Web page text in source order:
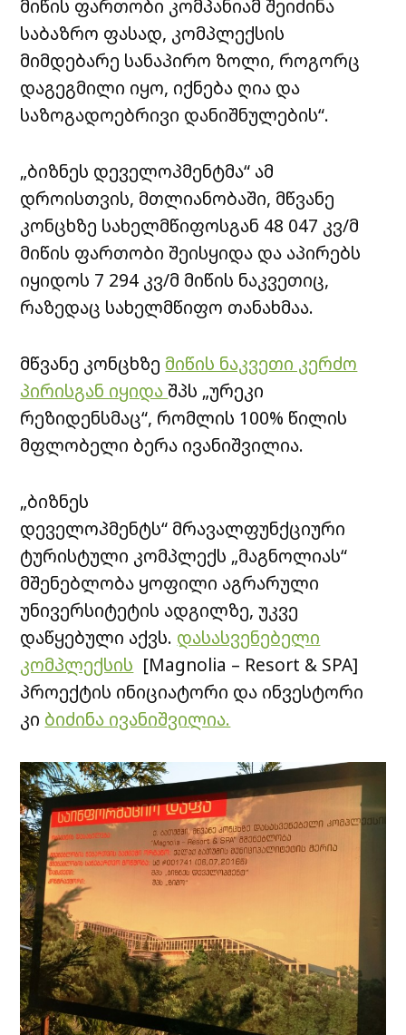
მიწის ფართობი კომპანიამ შეიძინა
საბაზრო ფასად, კომპლექსის
მიმდებარე სანაპირო ზოლი, როგორც
დაგეგმილი იყო, იქნება ღია და
საზოგადოებრივი დანიშნულების“.
„ბიზნეს დეველოპმენტმა“ ამ
დროისთვის, მთლიანობაში, მწვანე
კონცხზე სახელმწიფოსგან 48 047 კვ/მ
მიწის ფართობი შეისყიდა და აპირებს
იყიდოს 7 294 კვ/მ მიწის ნაკვეთიც,
რაზედაც სახელმწიფო თანახმაა.
მწვანე კონცხზე მიწის ნაკვეთი კერძო
პირისგან იყიდაშპს „ურეკი
რეზიდენსმაც“, რომლის 100% წილის
მფლობელი ბერა ივანიშვილია.
„ბიზნეს
დეველოპმენტს“ მრავალფუნქციური
ტურისტული კომპლექს „მაგნოლიას“
მშენებლობა ყოფილი აგრარული
უნივერსიტეტის ადგილზე, უკვე
დაწყებული აქვს. დასასვენებელი
კომპლექსის [Magnolia – Resort & SPA]
პროექტის ინიციატორი და ინვესტორი
კი ბიძინა ივანიშვილია.